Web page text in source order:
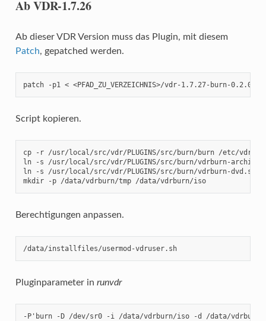
Ab VDR-1.7.26
Ab dieser VDR Version muss das Plugin, mit diesem
Patch, gepatched werden.
patch -p1 < <PFAD_ZU_VERZEICHNIS>/vdr-1.7.27-burn-
Script kopieren.
cp -r /usr/local/src/vdr/PLUGINS/src/burn/burn /etc/vdr/
ln -s /usr/local/src/vdr/PLUGINS/src/burn/vdrburn-
ln -s /usr/local/src/vdr/PLUGINS/src/burn/vdrburn-dvd.sh
mkdir -p /data/vdrburn/tmp /data/vdrburn/iso
Berechtigungen anpassen.
/data/installfiles/usermod-vdruser.sh
Pluginparameter in runvdr
-P'burn -D /dev/sr0 -i /data/vdrburn/iso -d /data/